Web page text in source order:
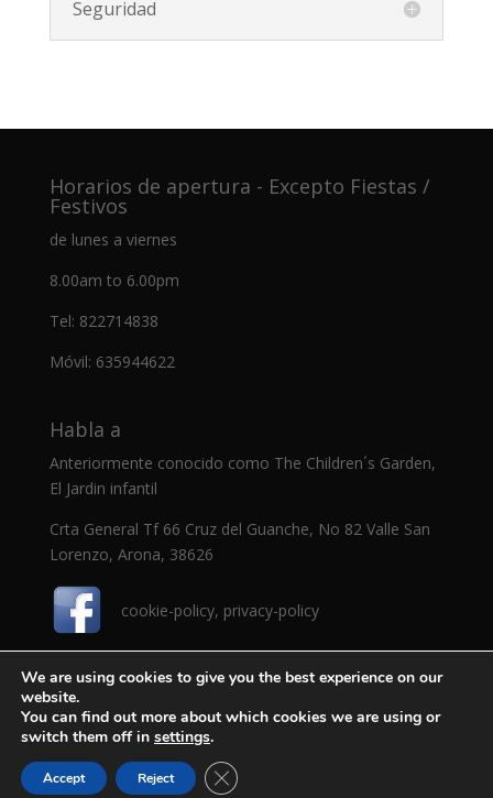
Seguridad
Horarios de apertura - Excepto Fiestas /
Festivos
de lunes a viernes
8.00am to 6.00pm
Tel: 822714838
Móvil: 635944622
Habla a
Anteriormente conocido como The Children´s Garden,
El Jardin infantil
Crta General Tf 66 Cruz del Guanche, No 82 Valle San
Lorenzo, Arona, 38626
cookie-policy, privacy-policy
Todos los derechos reservados © 2020
Dragonitos.com - Diseño web por
We are using cookies to give you the best experience on our
website.
You can find out more about which cookies we are using or
switch them off in settings.
Accept Reject Cerrar el banner de cookies RGPD